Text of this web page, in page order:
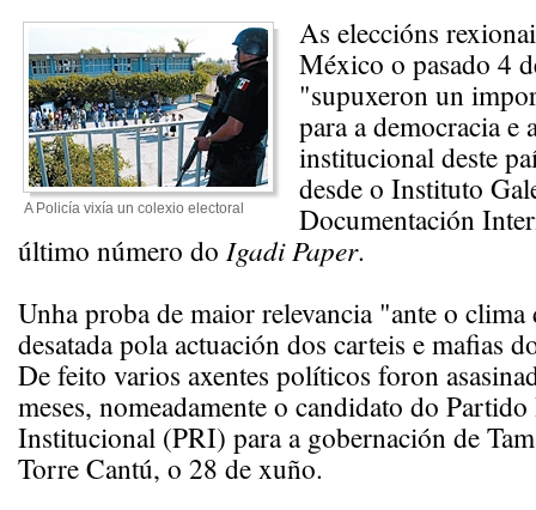
A Policía vixía un colexio electoral
As eleccións
México o pasado 4
"supuxeron un
para a democracia e
institucional deste
desde o Instituto
Documentación
último número do Igadi Paper.
Unha proba de maior relevancia "ante o
desatada pola actuación dos carteis e mafias
De feito varios axentes políticos foron
meses, nomeadamente o candidato do
Institucional (PRI) para a gobernación de
Torre Cantú, o 28 de xuño.